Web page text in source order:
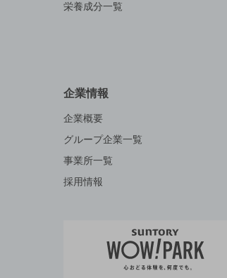
栄養成分一覧
企業情報
企業概要
グループ企業一覧
事業所一覧
採用情報